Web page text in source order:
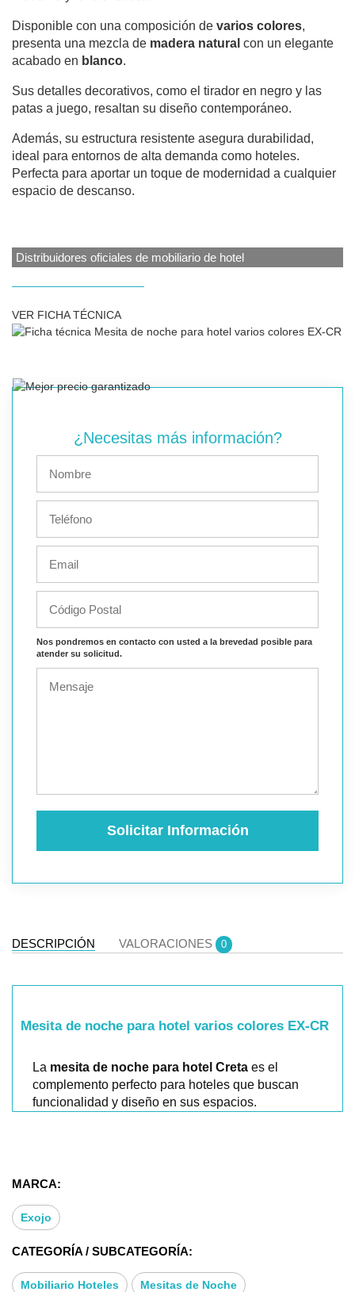
Disponible con una composición de varios colores,
presenta una mezcla de madera natural con un elegante
acabado en blanco.
Sus detalles decorativos, como el tirador en negro y las
patas a juego, resaltan su diseño contemporáneo.
Además, su estructura resistente asegura durabilidad,
ideal para entornos de alta demanda como hoteles.
Perfecta para aportar un toque de modernidad a cualquier
espacio de descanso.
Distribuidores oficiales de mobiliario de hotel
VER FICHA TÉCNICA
¿Necesitas más información?
Nos pondremos en contacto con usted a la brevedad posible para
atender su solicitud.
Solicitar Información
DESCRIPCIÓN VALORACIONES 0
Mesita de noche para hotel varios colores EX-CR
La mesita de noche para hotel Creta es el
complemento perfecto para hoteles que buscan
funcionalidad y diseño en sus espacios.
adapta fácilmente a cualquier tipo de
hotel
Con un diseño moderno y elegante, es ideal para
hoteles que buscandestacar por su estética
El modelo Creta presenta una combinación única:
MARCA:
Exojo
CATEGORÍA / SUBCATEGORÍA:
Mobiliario Hoteles Mesitas de Noche